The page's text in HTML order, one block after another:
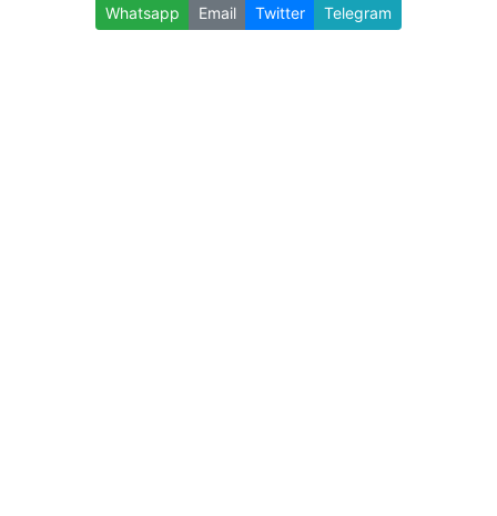
Whatsapp Email Twitter Telegram